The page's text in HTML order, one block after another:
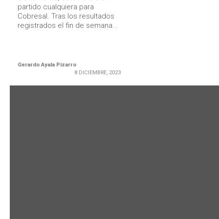
partido cualquiera para
Cobresal. Tras los resultados
registrados el fin de semana...
Gerardo Ayala Pizarro
8 DICIEMBRE, 2023